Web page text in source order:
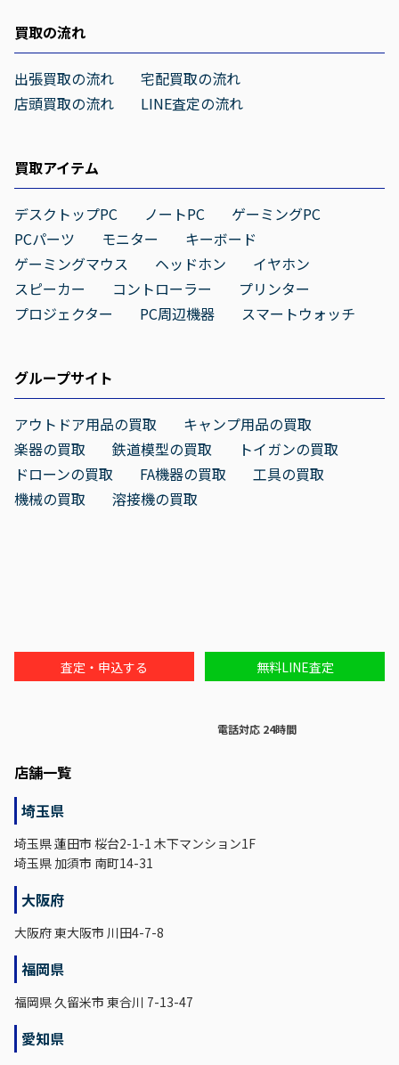
査定・申込する 無料LINE査定
電話対応 24時間
店舗一覧
埼玉県
埼玉県 蓮田市 桜台2-1-1 木下マンション1F
埼玉県 加須市 南町14-31
大阪府
大阪府 東大阪市 川田4-7-8
福岡県
福岡県 久留米市 東合川 7-13-47
愛知県
買取の流れ
出張買取の流れ
宅配買取の流れ
店頭買取の流れ
LINE査定の流れ
買取アイテム
デスクトップPC ノートPC
ゲーミングPC
PCパーツ
モニター
キーボード
ゲーミングマウス
ヘッドホン
イヤホン
スピーカー
コントローラー
プリンター
プロジェクター
PC周辺機器 スマートウォッチ
グループサイト
アウトドア用品の買取
キャンプ用品の買取
楽器の買取
鉄道模型の買取
トイガンの買取
ドローンの買取
FA機器の買取
工具の買取
機械の買取
溶接機の買取